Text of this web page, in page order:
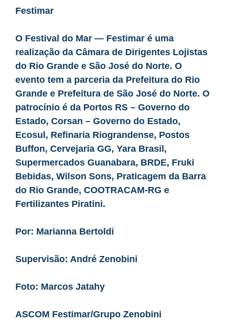
Festimar
O Festival do Mar — Festimar é uma
realização da Câmara de Dirigentes Lojistas
do Rio Grande e São José do Norte. O
evento tem a parceria da Prefeitura do Rio
Grande e Prefeitura de São José do Norte. O
patrocínio é da Portos RS – Governo do
Estado, Corsan – Governo do Estado,
Ecosul, Refinaria Riograndense, Postos
Buffon, Cervejaria GG, Yara Brasil,
Supermercados Guanabara, BRDE, Fruki
Bebidas, Wilson Sons, Praticagem da Barra
do Rio Grande, COOTRACAM-RG e
Fertilizantes Piratini.
Por: Marianna Bertoldi
Supervisão: André Zenobini
Foto: Marcos Jatahy
ASCOM Festimar/Grupo Zenobini